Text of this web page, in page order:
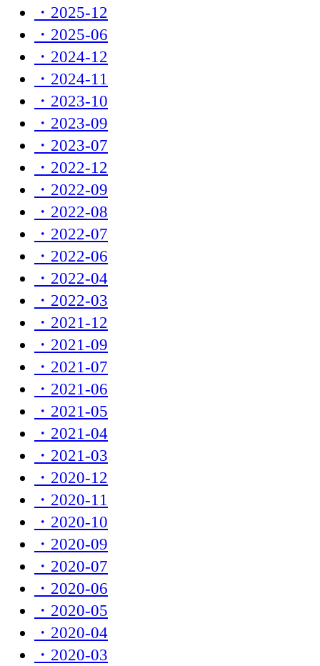
・2025-12
・2025-06
・2024-12
・2024-11
・2023-10
・2023-09
・2023-07
・2022-12
・2022-09
・2022-08
・2022-07
・2022-06
・2022-04
・2022-03
・2021-12
・2021-09
・2021-07
・2021-06
・2021-05
・2021-04
・2021-03
・2020-12
・2020-11
・2020-10
・2020-09
・2020-07
・2020-06
・2020-05
・2020-04
・2020-03